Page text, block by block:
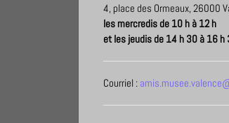
4, place des Ormeaux, 26000
les mercredis de 10 h à 12 h
et les jeudis de 14 h 30 à 16 h
Courriel :